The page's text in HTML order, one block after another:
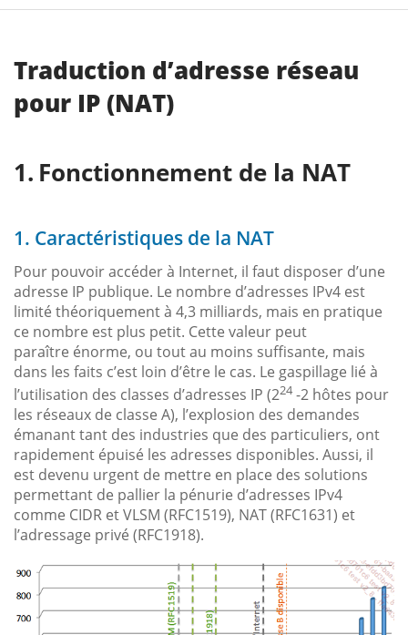
Traduction d’adresse réseau
pour IP (NAT)
Fonctionnement de la NAT
1. Caractéristiques de la NAT
Pour pouvoir accéder à Internet, il faut disposer d’une
adresse IP publique. Le nombre d’adresses IPv4 est
limité théoriquement à 4,3 milliards, mais en pratique
ce nombre est plus petit. Cette valeur peut
paraître énorme, ou tout au moins suffisante, mais
dans les faits c’est loin d’être le cas. Le gaspillage lié à
l’utilisation des classes d’adresses IP (224-2 hôtes pour
les réseaux de classe A), l’explosion des demandes
émanant tant des industries que des particuliers, ont
rapidement épuisé les adresses disponibles. Aussi, il
est devenu urgent de mettre en place des solutions
permettant de pallier la pénurie d’adresses IPv4
comme CIDR et VLSM (RFC1519), NAT (RFC1631) et
l’adressage privé (RFC1918).